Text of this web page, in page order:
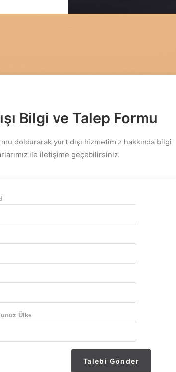
Bilgi ve Talep Formu
doldurarak yurt dışı hizmetimiz hakkında bilgi
ile iletişime geçebilirsiniz.
Ülke
Talebi Gönder